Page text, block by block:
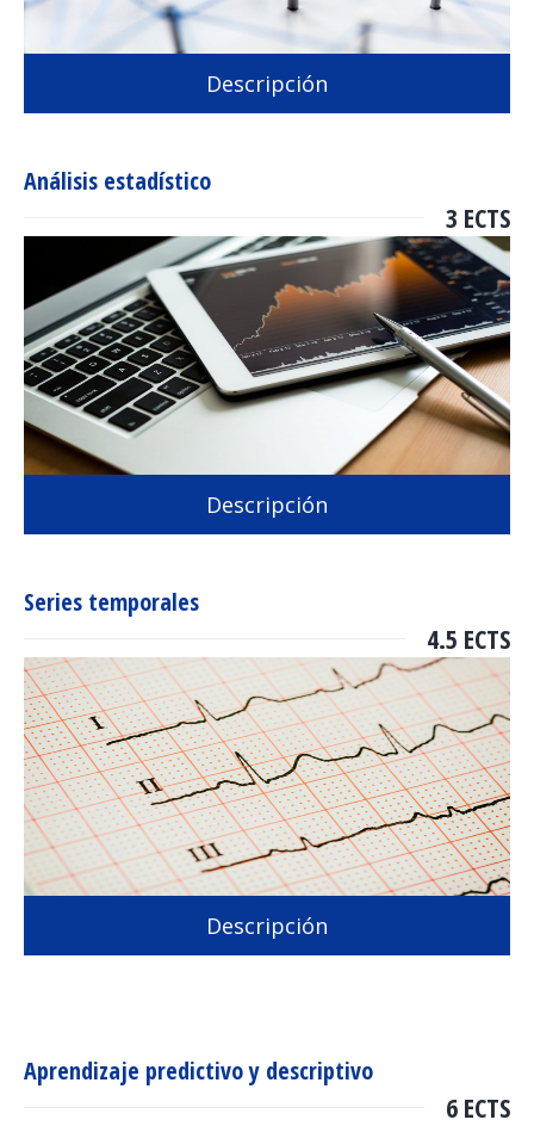
Descripción
Análisis estadístico
3 ECTS
Descripción
Series temporales
4.5 ECTS
Descripción
Aprendizaje predictivo y descriptivo
6 ECTS